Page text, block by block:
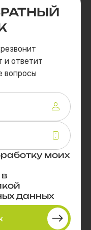
и ответит
вопросы
моих
данных